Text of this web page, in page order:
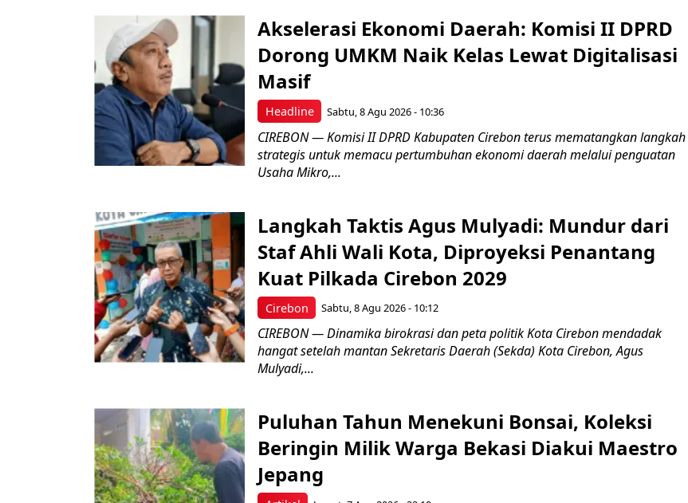
Headline
Akselerasi Ekonomi Daerah: Komisi II DPRD
Dorong UMKM Naik Kelas Lewat Digitalisasi
Masif
Sabtu, 8 Agu 2026 - 10:36
CIREBON — Komisi II DPRD Kabupaten Cirebon terus mematangkan langkah
strategis untuk memacu pertumbuhan ekonomi daerah melalui penguatan
Usaha Mikro,...
Cirebon
Langkah Taktis Agus Mulyadi: Mundur dari
Staf Ahli Wali Kota, Diproyeksi Penantang
Kuat Pilkada Cirebon 2029
Sabtu, 8 Agu 2026 - 10:12
CIREBON — Dinamika birokrasi dan peta politik Kota Cirebon mendadak
hangat setelah mantan Sekretaris Daerah (Sekda) Kota Cirebon, Agus
Mulyadi,...
Puluhan Tahun Menekuni Bonsai, Koleksi
Beringin Milik Warga Bekasi Diakui Maestro
Jepang